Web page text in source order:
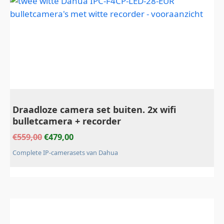
Draadloze camera set buiten. 2x wifi
bulletcamera + recorder
€559,00€479,00
Complete IP-camerasets van Dahua